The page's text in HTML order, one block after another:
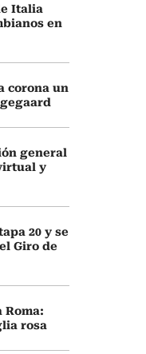
Italia
en
corona un
general
y
20 y se
Giro de
Roma:
rosa